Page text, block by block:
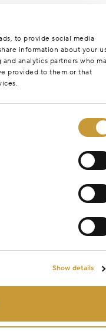
to provide social media
information about your
analytics partners who
provided to them or that
Show details